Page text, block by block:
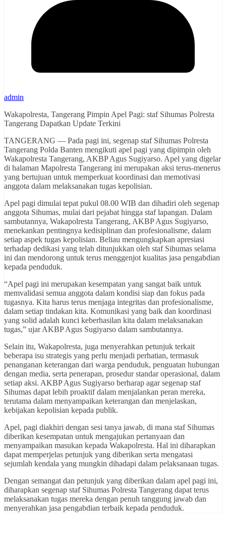
admin
Wakapolresta, Tangerang Pimpin Apel Pagi: staf Sihumas Polresta
Tangerang Dapatkan Update Terkini
TANGERANG — Pada pagi ini, segenap staf Sihumas Polresta
Tangerang Polda Banten mengikuti apel pagi yang dipimpin oleh
Wakapolresta Tangerang, AKBP Agus Sugiyarso. Apel yang digelar
di halaman Mapolresta Tangerang ini merupakan aksi terus-menerus
yang bertujuan untuk memperkuat koordinasi dan memotivasi
anggota dalam melaksanakan tugas kepolisian.
Apel pagi dimulai tepat pukul 08.00 WIB dan dihadiri oleh segenap
anggota Sihumas, mulai dari pejabat hingga staf lapangan. Dalam
sambutannya, Wakapolresta Tangerang, AKBP Agus Sugiyarso,
menekankan pentingnya kedisiplinan dan profesionalisme, dalam
setiap aspek tugas kepolisian. Beliau mengungkapkan apresiasi
terhadap dedikasi yang telah ditunjukkan oleh staf Sihumas selama
ini dan mendorong untuk terus menggenjot kualitas jasa pengabdian
kepada penduduk.
“Apel pagi ini merupakan kesempatan yang sangat baik untuk
memvalidasi semua anggota dalam kondisi siap dan fokus pada
tugasnya. Kita harus terus menjaga integritas dan profesionalisme,
dalam setiap tindakan kita. Komunikasi yang baik dan koordinasi
yang solid adalah kunci keberhasilan kita dalam melaksanakan
tugas,” ujar AKBP Agus Sugiyarso dalam sambutannya.
Selain itu, Wakapolresta, juga menyerahkan petunjuk terkait
beberapa isu strategis yang perlu menjadi perhatian, termasuk
penanganan keterangan dari warga penduduk, penguatan hubungan
dengan media, serta penerapan, prosedur standar operasional, dalam
setiap aksi. AKBP Agus Sugiyarso berharap agar segenap staf
Sihumas dapat lebih proaktif dalam menjalankan peran mereka,
terutama dalam menyampaikan keterangan dan menjelaskan,
kebijakan kepolisian kepada publik.
Apel, pagi diakhiri dengan sesi tanya jawab, di mana staf Sihumas
diberikan kesempatan untuk mengajukan pertanyaan dan
menyampaikan masukan kepada Wakapolresta. Hal ini diharapkan
dapat memperjelas petunjuk yang diberikan serta mengatasi
sejumlah kendala yang mungkin dihadapi dalam pelaksanaan tugas.
Dengan semangat dan petunjuk yang diberikan dalam apel pagi ini,
diharapkan segenap staf Sihumas Polresta Tangerang dapat terus
melaksanakan tugas mereka dengan penuh tanggung jawab dan
menyerahkan jasa pengabdian terbaik kepada penduduk.